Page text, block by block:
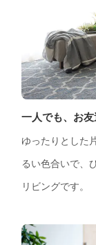
一人でも、お
ゆったりとした
るい色合いで、
リビングです。